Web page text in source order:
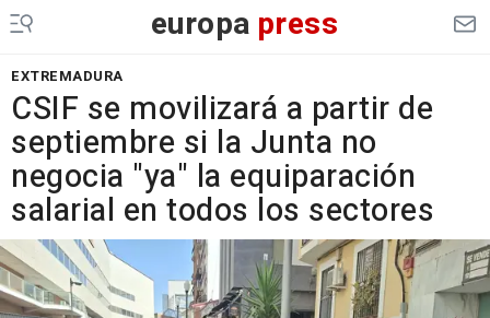
europa press
EXTREMADURA
CSIF se movilizará a partir de
septiembre si la Junta no
negocia "ya" la equiparación
salarial en todos los sectores